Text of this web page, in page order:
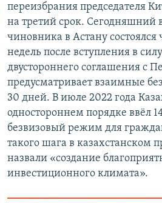
переизбрания председателя
на третий срок. Сегодняшний
чиновника в Астану состоялся
недель после вступления в
двустороннего соглашения с
предусматривает взаимные
30 дней. В июле 2022 года
одностороннем порядке ввёл
безвизовый режим для
такого шага в казахстанском
назвали «создание
инвестиционного климата».